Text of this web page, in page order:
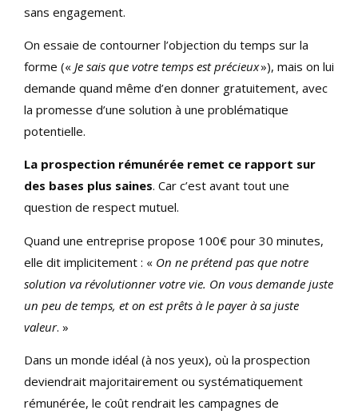
sans engagement.
On essaie de contourner l’objection du temps sur la
forme (« Je sais que votre temps est précieux»), mais on lui
demande quand même d’en donner gratuitement, avec
la promesse d’une solution à une problématique
potentielle.
La prospection rémunérée remet ce rapport sur
des bases plus saines. Car c’est avant tout une
question de respect mutuel.
Quand une entreprise propose 100€ pour 30 minutes,
elle dit implicitement : « On ne prétend pas que notre
solution va révolutionner votre vie. On vous demande juste
un peu de temps, et on est prêts à le payer à sa juste
valeur. »
Dans un monde idéal (à nos yeux), où la prospection
deviendrait majoritairement ou systématiquement
rémunérée, le coût rendrait les campagnes de